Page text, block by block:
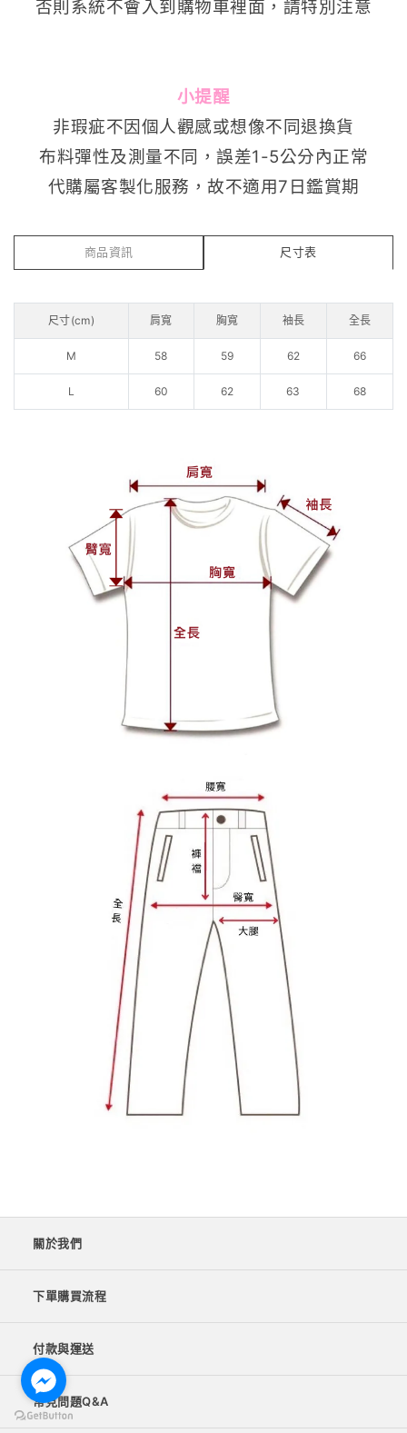
否則系統不會入到購物車裡面，請特別注意
小提醒
非瑕疵不因個人觀感或想像不同退換貨
布料彈性及測量不同，誤差1-5公分內正常
代購屬客製化服務，故不適用7日鑑賞期
商品資訊 尺寸表
尺寸(cm) 肩寬 胸寬 袖長 全長
M 58 59 62 66
L 60 62 63 68
關於我們
下單購買流程
付款與運送
常見問題Q&A